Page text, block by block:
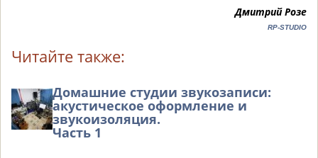
Дмитрий Розе
RP-STUDIO
Читайте также:
Домашние студии звукозаписи:
акустическое оформление и
звукоизоляция.
Часть 1